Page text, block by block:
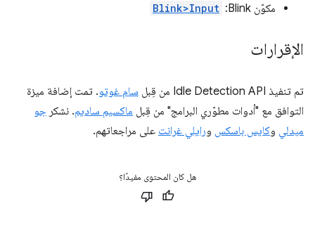
مكوّن Blink:
Blink>Input
الإقرارات
تم تنفيذ Idle Detection API من قِبل سام غوتو. تمت إضافة ميزة
التوافق مع "أدوات مطوّري البرامج" من قِبل ماكسيم ساديم. نشكر جو
ميدلي وكايس باسكس ورايلي غرانت على مراجعاتهم.
هل كان المحتوى مفيدًا؟